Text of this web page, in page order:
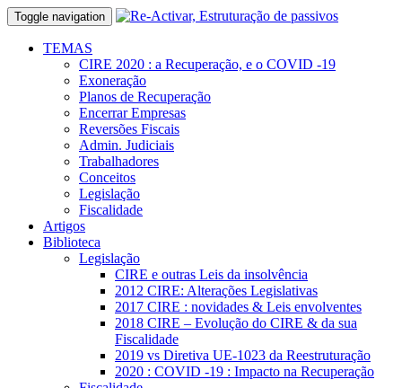
Toggle navigation
TEMAS
CIRE 2020 : a Recuperação, e o COVID -19
Exoneração
Planos de Recuperação
Encerrar Empresas
Reversões Fiscais
Admin. Judiciais
Trabalhadores
Conceitos
Legislação
Fiscalidade
Artigos
Biblioteca
Legislação
CIRE e outras Leis da insolvência
2012 CIRE: Alterações Legislativas
2017 CIRE : novidades & Leis envolventes
2018 CIRE – Evolução do CIRE & da sua
Fiscalidade
2019 vs Diretiva UE-1023 da Reestruturação
2020 : COVID -19 : Impacto na Recuperação